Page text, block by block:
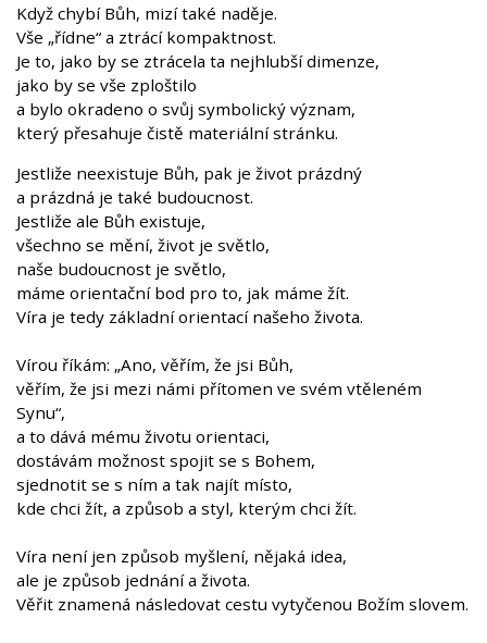
Když chybí Bůh, mizí také naděje.
Vše „řídne“ a ztrácí kompaktnost.
Je to, jako by se ztrácela ta nejhlubší dimenze,
jako by se vše zploštilo
a bylo okradeno o svůj symbolický význam,
který přesahuje čistě materiální stránku.
Jestliže neexistuje Bůh, pak je život prázdný
a prázdná je také budoucnost.
Jestliže ale Bůh existuje,
všechno se mění, život je světlo,
naše budoucnost je světlo,
máme orientační bod pro to, jak máme žít.
Víra je tedy základní orientací našeho života.
Vírou říkám: „Ano, věřím, že jsi Bůh,
věřím, že jsi mezi námi přítomen ve svém vtěleném
Synu“,
a to dává mému životu orientaci,
dostávám možnost spojit se s Bohem,
sjednotit se s ním a tak najít místo,
kde chci žít, a způsob a styl, kterým chci žít.
Víra není jen způsob myšlení, nějaká idea,
ale je způsob jednání a života.
Věřit znamená následovat cestu vytyčenou Božím slovem.